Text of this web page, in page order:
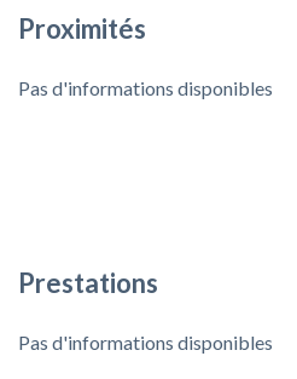
Proximités
Pas d'informations disponibles
Prestations
Pas d'informations disponibles